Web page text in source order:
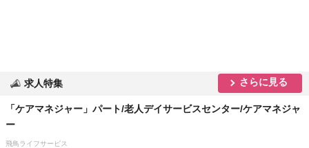
求人特集 さらに見る
「ケアマネジャー」パート/老人デイサービスセンター/ケアマネジャ
ー
飛鳥ライフサービス